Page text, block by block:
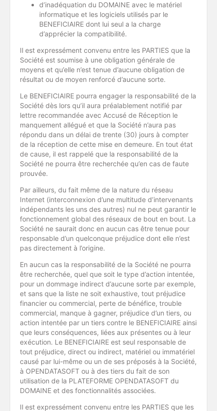
d’inadéquation du DOMAINE avec le matériel
informatique et les logiciels utilisés par le
BENEFICIAIRE dont lui seul a la charge
d’apprécier la compatibilité.
Il est expressément convenu entre les PARTIES que la
Société est soumise à une obligation générale de
moyens et qu’elle n’est tenue d’aucune obligation de
résultat ou de moyen renforcé d’aucune sorte.
Le BENEFICIAIRE pourra engager la responsabilité de la
Société dès lors qu’il aura préalablement notifié par
lettre recommandée avec Accusé de Réception le
manquement allégué et que la Société n’aura pas
répondu dans un délai de trente (30) jours à compter
de la réception de cette mise en demeure. En tout état
de cause, il est rappelé que la responsabilité de la
Société ne pourra être recherchée qu’en cas de faute
prouvée.
Par ailleurs, du fait même de la nature du réseau
Internet (interconnexion d’une multitude d’intervenants
indépendants les uns des autres) nul ne peut garantir le
fonctionnement global des réseaux de bout en bout. La
Société ne saurait donc en aucun cas être tenue pour
responsable d’un quelconque préjudice dont elle n’est
pas directement à l’origine.
En aucun cas la responsabilité de la Société ne pourra
être recherchée, quel que soit le type d’action intentée,
pour un dommage indirect d’aucune sorte par exemple,
et sans que la liste ne soit exhaustive, tout préjudice
financier ou commercial, perte de bénéfice, trouble
commercial, manque à gagner, préjudice d’un tiers, ou
action intentée par un tiers contre le BENEFICIAIRE ainsi
que leurs conséquences, liées aux présentes ou à leur
exécution. Le BENEFICIAIRE est seul responsable de
tout préjudice, direct ou indirect, matériel ou immatériel
causé par lui-même ou un de ses préposés à la Société,
à OPENDATASOFT ou à des tiers du fait de son
utilisation de la PLATEFORME OPENDATASOFT du
DOMAINE et des fonctionnalités associées.
Il est expressément convenu entre les PARTIES que les